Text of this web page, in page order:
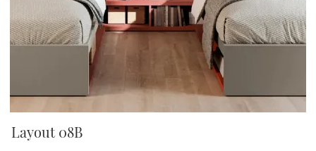
Layout 08B